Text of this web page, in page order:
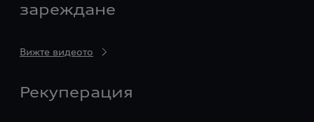
зареждане
Вижте видеото
Рекуперация